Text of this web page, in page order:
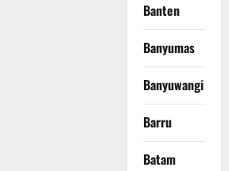
Banten
Banyumas
Banyuwangi
Barru
Batam